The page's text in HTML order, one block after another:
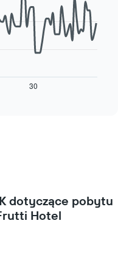
30
dotyczące pobytu
Hotel